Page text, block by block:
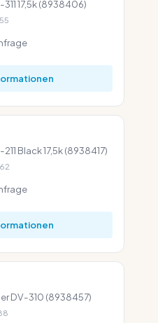
17,5k (8938406)
Black 17,5k (8938417)
DV-310 (8938457)